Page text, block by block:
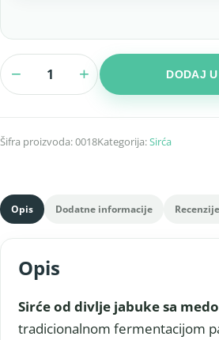
− + DODAJ
Šifra proizvoda:0018Kategorija:Sirća
Opis Dodatne informacije
Opis
Sirće od divlje jabuke sa
tradicionalnom fermentacijom